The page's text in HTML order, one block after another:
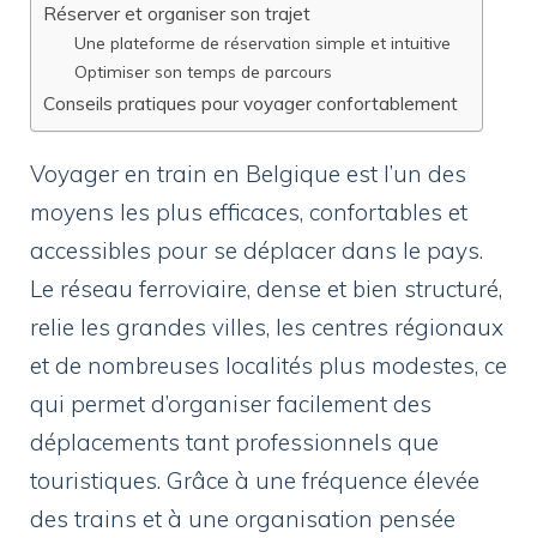
Réserver et organiser son trajet
Une plateforme de réservation simple et intuitive
Optimiser son temps de parcours
Conseils pratiques pour voyager confortablement
Voyager en train en Belgique est l’un des
moyens les plus efficaces, confortables et
accessibles pour se déplacer dans le pays.
Le réseau ferroviaire, dense et bien structuré,
relie les grandes villes, les centres régionaux
et de nombreuses localités plus modestes, ce
qui permet d’organiser facilement des
déplacements tant professionnels que
touristiques. Grâce à une fréquence élevée
des trains et à une organisation pensée